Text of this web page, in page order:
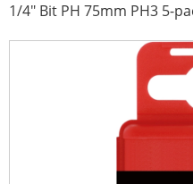
1/4" Bit PH 75mm PH3 5-